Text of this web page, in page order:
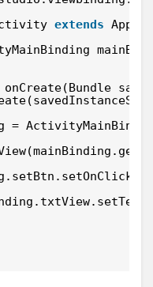
extends
onCreate(Bundle
=